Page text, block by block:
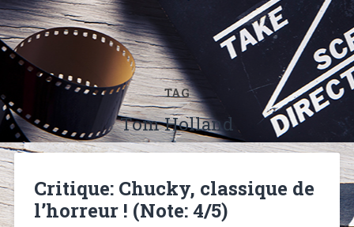
TAG
Tom Holland
Critique: Chucky, classique de
l’horreur ! (Note: 4/5)